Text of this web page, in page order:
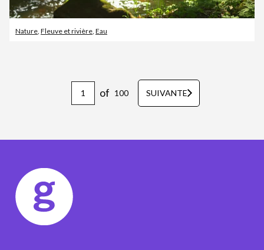
Nature Fleuve et rivière Eau
of 100 SUIVANTE